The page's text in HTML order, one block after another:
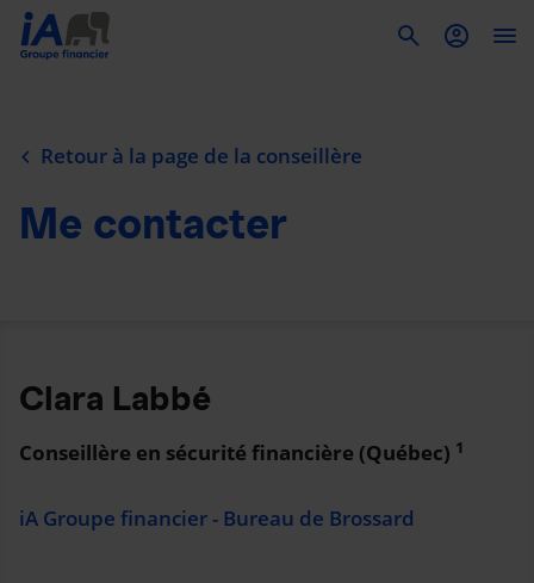
Retour à la page de la conseillère
Me contacter
Clara Labbé
Conseillère en sécurité financière (Québec) 1
iA Groupe financier - Bureau de Brossard